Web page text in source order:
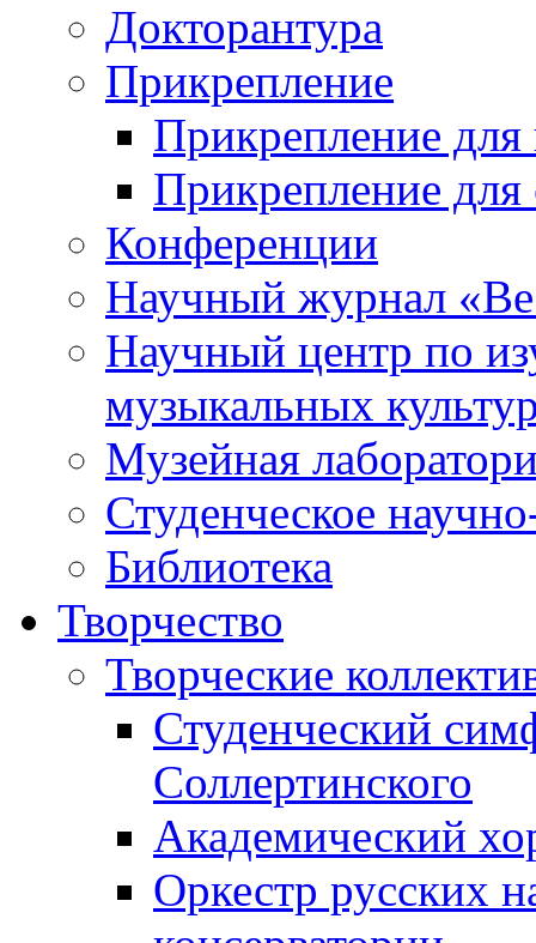
Докторантура
Прикрепление
Прикрепление для
Прикрепление для
Конференции
Научный журнал
Научный центр по
музыкальных
Музейная
Студенческое
Библиотека
Творчество
Творческие
Студенческий
Соллертинского
Академический
Оркестр русских